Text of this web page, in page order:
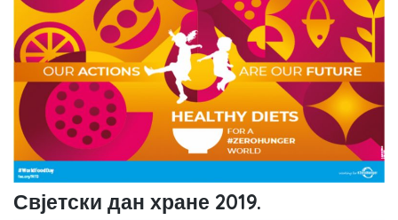
Свјетски дан хране 2019.